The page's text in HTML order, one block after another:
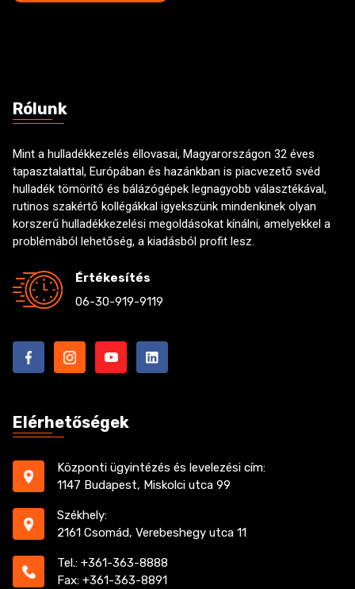
Rólunk
Mint a hulladékkezelés éllovasai, Magyarországon 32 éves
tapasztalattal, Európában és hazánkban is piacvezető svéd
hulladék tömörítő és bálázógépek legnagyobb választékával,
rutinos szakértő kollégákkal igyekszünk mindenkinek olyan
korszerű hulladékkezelési megoldásokat kínálni, amelyekkel a
problémából lehetőség, a kiadásból profit lesz.
Értékesítés
06-30-919-9119
Elérhetőségek
Központi ügyintézés és levelezési cím:
1147 Budapest, Miskolci utca 99
Székhely:
2161 Csomád, Verebeshegy utca 11
Tel.: +361-363-8888
Fax: +361-363-8891